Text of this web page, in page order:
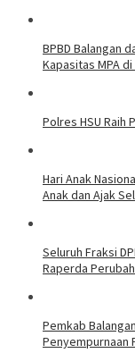
BPBD Balangan
Kapasitas MPA di
Polres HSU Raih
Hari Anak
Anak dan Ajak
Seluruh Fraksi
Raperda
Pemkab
Penyempurnaan